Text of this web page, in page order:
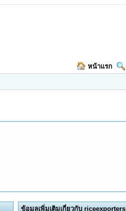
หน้าแรก
ข้อมูลเพิ่มเติมเกี่ยวกับ riceexporters